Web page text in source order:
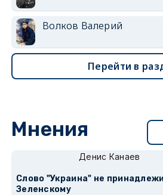
Волков Валерий
Перейти в
Мнения
Денис Канаев
Слово "Украина" не
Зеленскому